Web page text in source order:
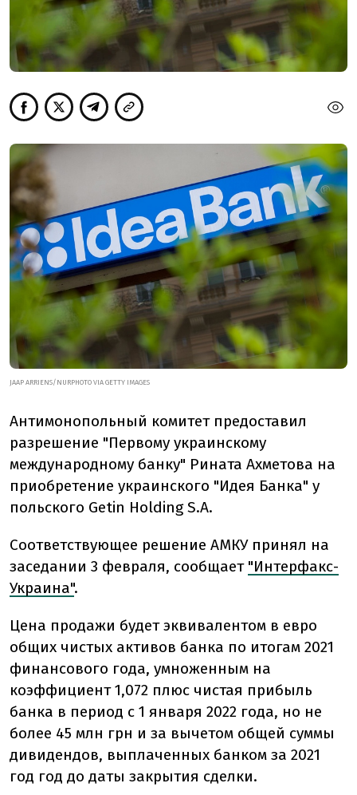
JAAP ARRIENS/NURPHOTO VIA GETTY IMAGES
Антимонопольный комитет предоставил
разрешение "Первому украинскому
международному банку" Рината Ахметова на
приобретение украинского "Идея Банка" у
польского Getin Holding S.A.
Соответствующее решение АМКУ принял на
заседании 3 февраля, сообщает "Интерфакс-
Украина".
Цена продажи будет эквивалентом в евро
общих чистых активов банка по итогам 2021
финансового года, умноженным на
коэффициент 1,072 плюс чистая прибыль
банка в период с 1 января 2022 года, но не
более 45 млн грн и за вычетом общей суммы
дивидендов, выплаченных банком за 2021
год год до даты закрытия сделки.